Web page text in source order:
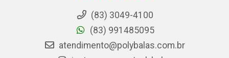
(83) 3049-4100
(83) 991485095
atendimento@polybalas.com.br